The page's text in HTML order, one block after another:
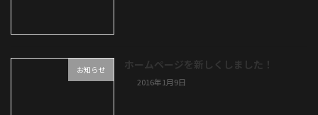
お知らせ ホームページを新しくしました！
2016年1月9日